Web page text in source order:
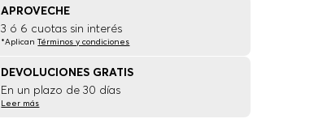
APROVECHE
3 ó 6 cuotas sin interés
*AplicanTérminos y condiciones
DEVOLUCIONES GRATIS
En un plazo de 30 días
Leer más